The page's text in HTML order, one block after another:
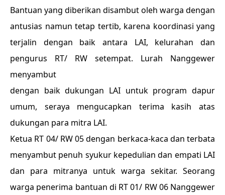
Bantuan yang diberikan disambut oleh warga dengan
antusias namun tetap tertib, karena koordinasi yang
terjalin dengan baik antara LAI, kelurahan dan
pengurus RT/ RW setempat. Lurah Nanggewer
menyambut
dengan baik dukungan LAI untuk program dapur
umum, seraya mengucapkan terima kasih atas
dukungan para mitra LAI.
Ketua RT 04/ RW 05 dengan berkaca-kaca dan terbata
menyambut penuh syukur kepedulian dan empati LAI
dan para mitranya untuk warga sekitar. Seorang
warga penerima bantuan di RT 01/ RW 06 Nanggewer